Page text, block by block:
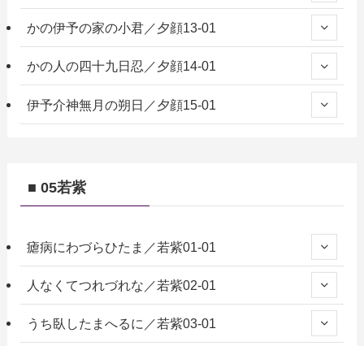
かの伊予の家の小君／夕顔13-01
かの人の四十九日忍／夕顔14-01
伊予介神無月の朔日／夕顔15-01
■ 05若紫
瘧病にわづらひたま／若紫01-01
人なくてつれづれな／若紫02-01
うち臥したまへるに／若紫03-01